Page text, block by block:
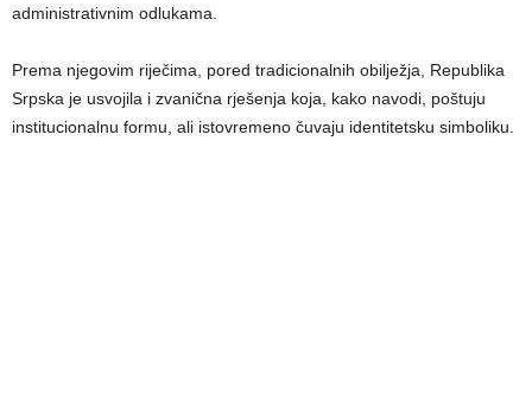
administrativnim odlukama.
Prema njegovim riječima, pored tradicionalnih obilježja, Republika
Srpska je usvojila i zvanična rješenja koja, kako navodi, poštuju
institucionalnu formu, ali istovremeno čuvaju identitetsku simboliku.